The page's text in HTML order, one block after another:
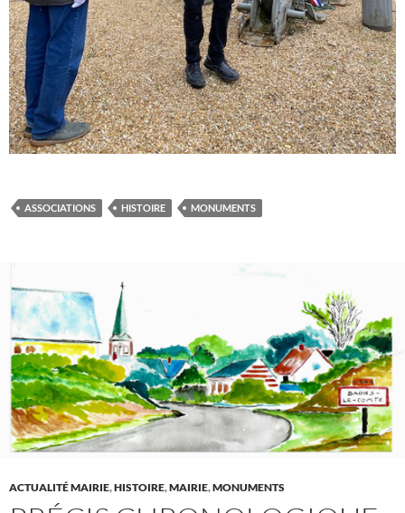
ASSOCIATIONS HISTOIRE MONUMENTS
ACTUALITÉ MAIRIE,HISTOIRE,MAIRIE,MONUMENTS